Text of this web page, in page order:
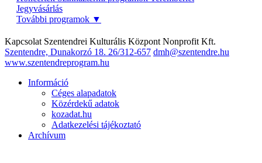
Jegyvásárlás
További programok ▼
Kapcsolat Szentendrei Kulturális Központ Nonprofit Kft.
Szentendre, Dunakorzó 18. 26/312-657 dmh@szentendre.hu
www.szentendreprogram.hu
Információ
Céges alapadatok
Közérdekű adatok
kozadat.hu
Adatkezelési tájékoztató
Archívum